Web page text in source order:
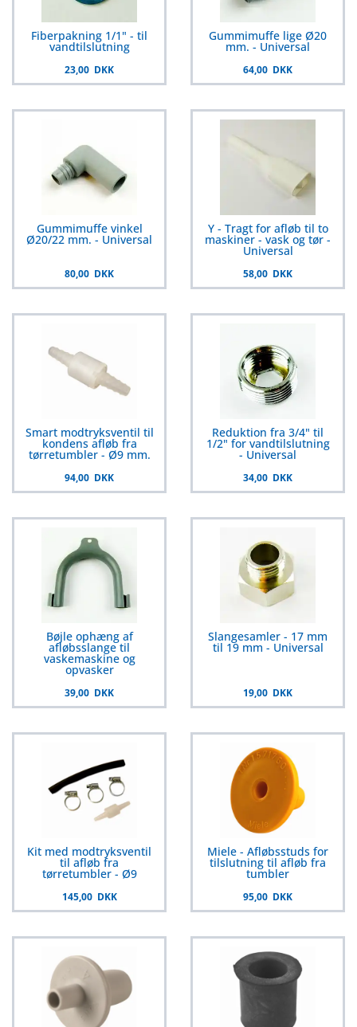
Fiberpakning 1/1" - til
vandtilslutning
23,00 DKK
Gummimuffe lige Ø20
mm. - Universal
64,00 DKK
Gummimuffe vinkel
Ø20/22 mm. - Universal
80,00 DKK
Y - Tragt for afløb til to
maskiner - vask og tør -
Universal
58,00 DKK
Smart modtryksventil til
kondens afløb fra
tørretumbler - Ø9 mm.
94,00 DKK
Reduktion fra 3/4" til
1/2" for vandtilslutning
- Universal
34,00 DKK
Bøjle ophæng af
afløbsslange til
vaskemaskine og
opvasker
39,00 DKK
Slangesamler - 17 mm
til 19 mm - Universal
19,00 DKK
Kit med modtryksventil
til afløb fra
tørretumbler - Ø9
145,00 DKK
Miele - Afløbsstuds for
tilslutning til afløb fra
tumbler
95,00 DKK